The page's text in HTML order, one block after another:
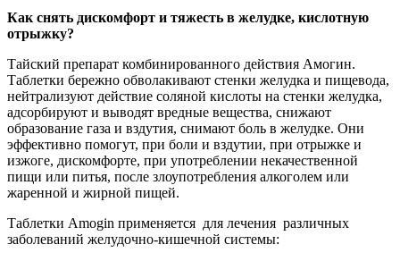
Как снять дискомфорт и тяжесть в желудке, кислотную
отрыжку?
Тайский препарат комбинированного действия Амогин.
Таблетки бережно обволакивают стенки желудка и пищевода,
нейтрализуют действие соляной кислоты на стенки желудка,
адсорбируют и выводят вредные вещества, снижают
образование газа и вздутия, снимают боль в желудке. Они
эффективно помогут, при боли и вздутии, при отрыжке и
изжоге, дискомфорте, при употреблении некачественной
пищи или питья, после злоупотребления алкоголем или
жаренной и жирной пищей.
Таблетки Amogin применяется для лечения различных
заболеваний желудочно-кишечной системы: